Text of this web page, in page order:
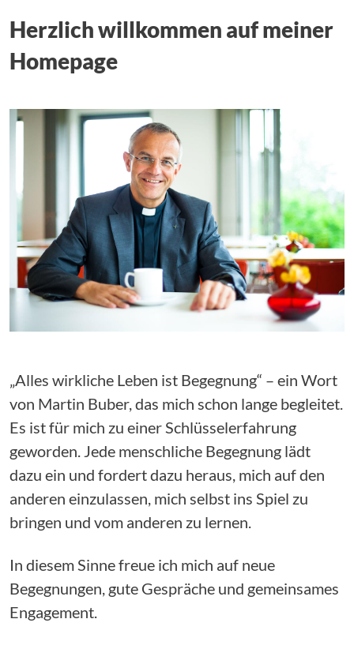
Herzlich willkommen auf meiner
Homepage
„Alles wirkliche Leben ist Begegnung“ – ein Wort
von Martin Buber, das mich schon lange begleitet.
Es ist für mich zu einer Schlüsselerfahrung
geworden. Jede menschliche Begegnung lädt
dazu ein und fordert dazu heraus, mich auf den
anderen einzulassen, mich selbst ins Spiel zu
bringen und vom anderen zu lernen.
In diesem Sinne freue ich mich auf neue
Begegnungen, gute Gespräche und gemeinsames
Engagement.